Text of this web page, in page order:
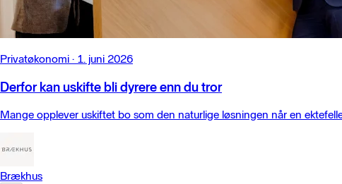
Privatøkonomi · 1. juni 2026
Derfor kan uskifte bli dyrere enn du tror
Mange opplever uskiftet bo som den naturlige løsningen når en
Brækhus